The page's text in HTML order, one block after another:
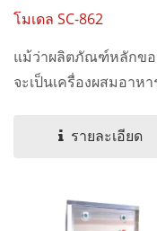
โมเดล SC-862
แม้ว่าผลิตภัณฑ์หลักขอ
จะเป็นเครื่องผสมอาหา
รายละเอียด